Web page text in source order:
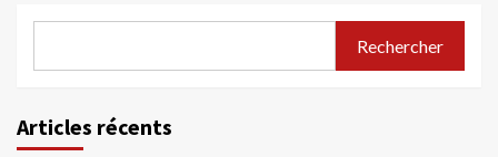
Rechercher
Articles récents